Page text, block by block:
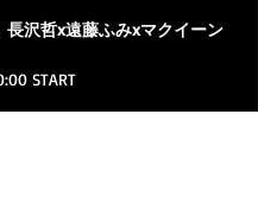
長沢哲x遠藤ふみxマクイーン
START